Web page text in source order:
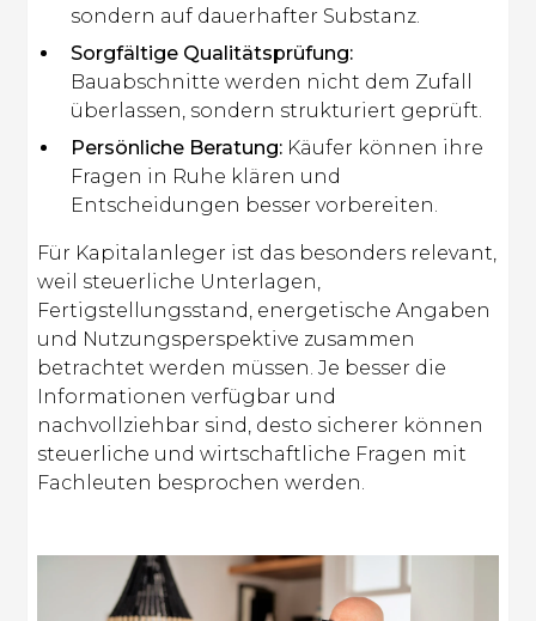
sondern auf dauerhafter Substanz.
Sorgfältige Qualitätsprüfung:
Bauabschnitte werden nicht dem Zufall
überlassen, sondern strukturiert geprüft.
Persönliche Beratung: Käufer können ihre
Fragen in Ruhe klären und
Entscheidungen besser vorbereiten.
Für Kapitalanleger ist das besonders relevant,
weil steuerliche Unterlagen,
Fertigstellungsstand, energetische Angaben
und Nutzungsperspektive zusammen
betrachtet werden müssen. Je besser die
Informationen verfügbar und
nachvollziehbar sind, desto sicherer können
steuerliche und wirtschaftliche Fragen mit
Fachleuten besprochen werden.